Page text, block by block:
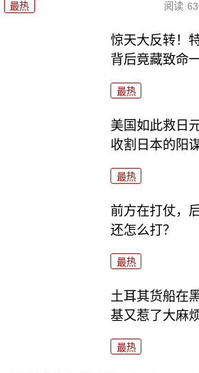
最热 阅读
惊天大反转！
背后竟藏致命
最热
美国如此救日
收割日本的阳谋
最热
前方在打仗，
还怎么打？
最热
土耳其货船在
基又惹了大麻
最热